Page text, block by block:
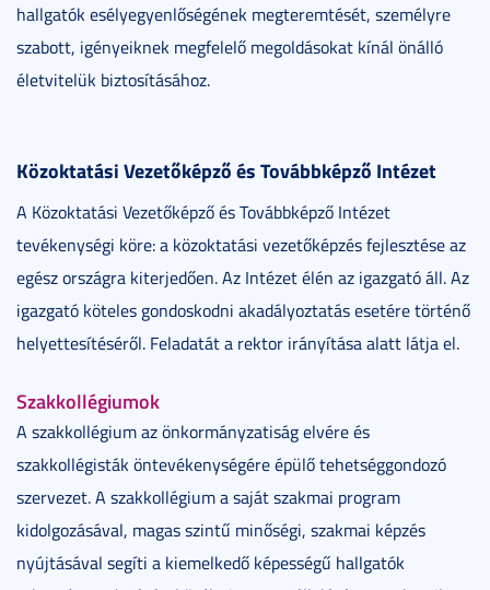
hallgatók esélyegyenlőségének megteremtését, személyre
szabott, igényeiknek megfelelő megoldásokat kínál önálló
életvitelük biztosításához.
Közoktatási Vezetőképző és Továbbképző Intézet
A Közoktatási Vezetőképző és Továbbképző Intézet
tevékenységi köre: a közoktatási vezetőképzés fejlesztése az
egész országra kiterjedően. Az Intézet élén az igazgató áll. Az
igazgató köteles gondoskodni akadályoztatás esetére történő
helyettesítéséről. Feladatát a rektor irányítása alatt látja el.
Szakkollégiumok
A szakkollégium az önkormányzatiság elvére és
szakkollégisták öntevékenységére épülő tehetséggondozó
szervezet. A szakkollégium a saját szakmai program
kidolgozásával, magas szintű minőségi, szakmai képzés
nyújtásával segíti a kiemelkedő képességű hallgatók